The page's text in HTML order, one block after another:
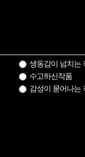
생동감이 넘치는
수고하신작품
감성이 묻어나는